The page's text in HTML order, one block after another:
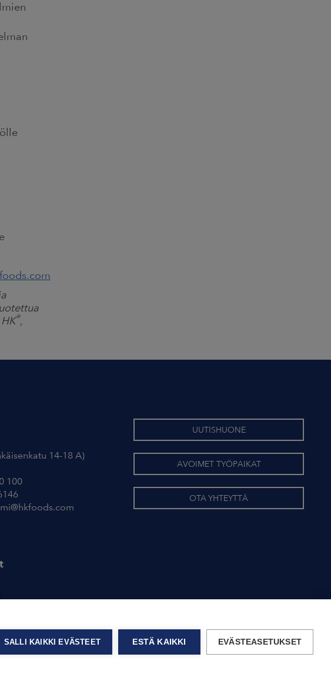
®,
14-18 A)
100
UUTISHUONE
AVOIMET TYÖPAIKAT
OTA YHTEYTTÄ
SALLI KAIKKI EVÄSTEET ESTÄ KAIKKI EVÄSTEASETUKSET